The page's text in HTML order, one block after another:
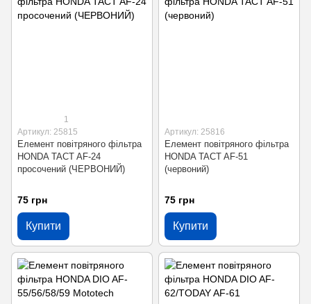
1
Артикул: 25815
Елемент повітряного фільтра
HONDA TACT AF-24
просочений (ЧЕРВОНИЙ)
75 грн
Купити
Артикул: 25816
Елемент повітряного фільтра
HONDA TACT AF-51
(червоний)
75 грн
Купити